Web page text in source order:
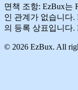
면책 조항: EzBux는
인 관계가 없습니다.
의 등록 상표입니다.
© 2026 EzBux. All